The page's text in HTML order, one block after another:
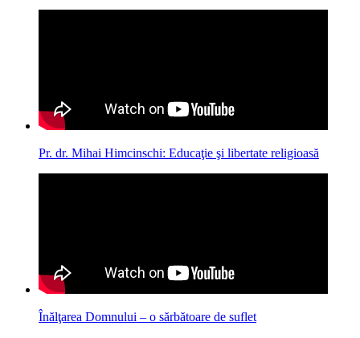
Pr. dr. Mihai Himcinschi: Educaţie şi libertate religioasă
Înălţarea Domnului – o sărbătoare de suflet